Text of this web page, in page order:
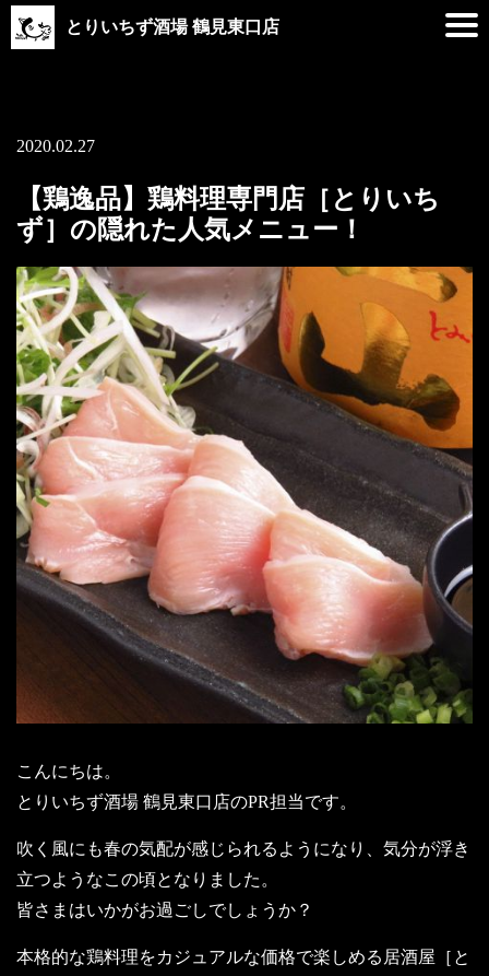
とりいちず酒場 鶴見東口店
2020.02.27
【鶏逸品】鶏料理専門店［とりいち
ず］の隠れた人気メニュー！
こんにちは。
とりいちず酒場 鶴見東口店のPR担当です。
吹く風にも春の気配が感じられるようになり、気分が浮き
立つようなこの頃となりました。
皆さまはいかがお過ごしでしょうか？
本格的な鶏料理をカジュアルな価格で楽しめる居酒屋［と